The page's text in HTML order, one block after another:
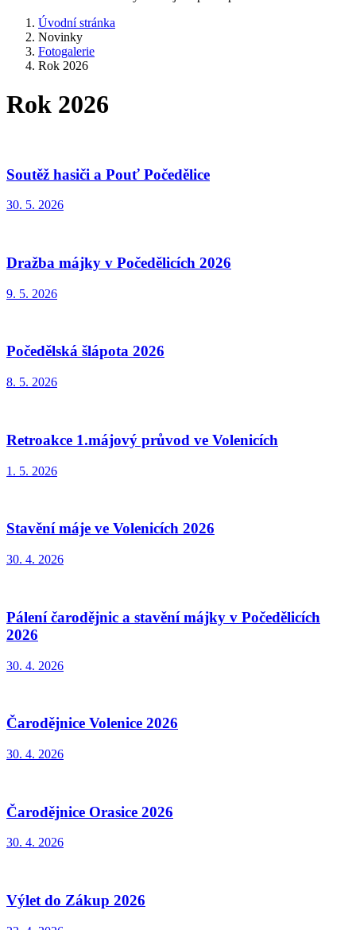
Úvodní stránka
Novinky
Fotogalerie
Rok 2026
Rok 2026
Soutěž hasiči a Pouť Počedělice
30. 5. 2026
Dražba májky v Počedělicích 2026
9. 5. 2026
Počedělská šlápota 2026
8. 5. 2026
Retroakce 1.májový průvod ve Volenicích
1. 5. 2026
Stavění máje ve Volenicích 2026
30. 4. 2026
Pálení čarodějnic a stavění májky v Počedělicích
2026
30. 4. 2026
Čarodějnice Volenice 2026
30. 4. 2026
Čarodějnice Orasice 2026
30. 4. 2026
Výlet do Zákup 2026